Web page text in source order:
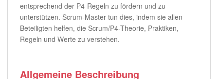
entsprechend der P4-Regeln zu fördern und zu
unterstützen. Scrum-Master tun dies, indem sie allen
Beteiligten helfen, die Scrum/P4-Theorie, Praktiken,
Regeln und Werte zu verstehen.
Allgemeine Beschreibung